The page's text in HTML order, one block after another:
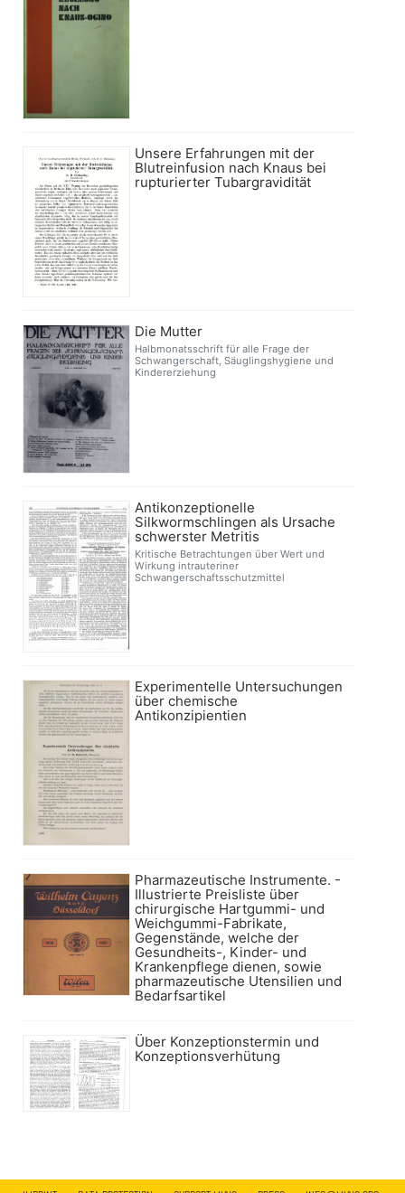
Unsere Erfahrungen mit der
Blutreinfusion nach Knaus bei
rupturierter Tubargravidität
Die Mutter
Halbmonatsschrift für alle Frage der
Schwangerschaft, Säuglingshygiene und
Kindererziehung
Antikonzeptionelle
Silkwormschlingen als Ursache
schwerster Metritis
Kritische Betrachtungen über Wert und
Wirkung intrauteriner
Schwangerschaftsschutzmittel
Experimentelle Untersuchungen
über chemische
Antikonzipientien
Pharmazeutische Instrumente. -
Illustrierte Preisliste über
chirurgische Hartgummi- und
Weichgummi-Fabrikate,
Gegenstände, welche der
Gesundheits-, Kinder- und
Krankenpflege dienen, sowie
pharmazeutische Utensilien und
Bedarfsartikel
Über Konzeptionstermin und
Konzeptionsverhütung